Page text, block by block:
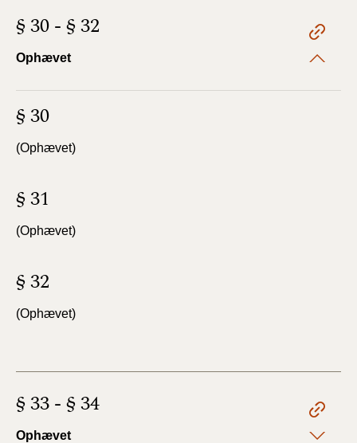
§ 30 - § 32
Ophævet
§ 30
(Ophævet)
§ 31
(Ophævet)
§ 32
(Ophævet)
§ 33 - § 34
Ophævet